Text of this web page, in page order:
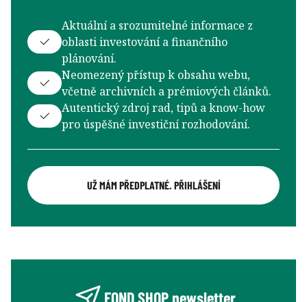
Aktuální a srozumitelné informace z
oblasti investování a finančního
plánování.
Neomezený přístup k obsahu webu,
včetně archivních a prémiových článků.
Autentický zdroj rad, tipů a know-how
pro úspěšné investiční rozhodování.
UŽ MÁM PŘEDPLATNÉ. PŘIHLÁŠENÍ
FOND SHOP newsletter